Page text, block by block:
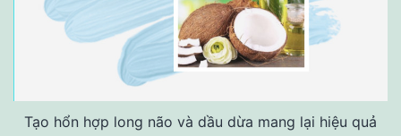
Tạo hổn hợp long não và dầu dừa mang lại hiệu quả